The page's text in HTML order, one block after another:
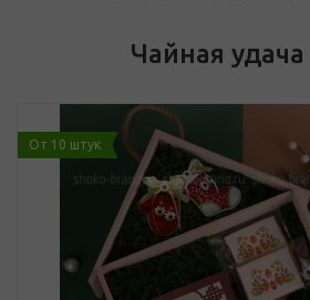
Чайная удача
От 10 штук